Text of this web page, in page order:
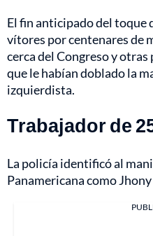
El fin anticipado del toque
vítores por centenares de
cerca del Congreso y
que le habían doblado la
izquierdista.
Trabajador de
La policía identificó al
Panamericana como